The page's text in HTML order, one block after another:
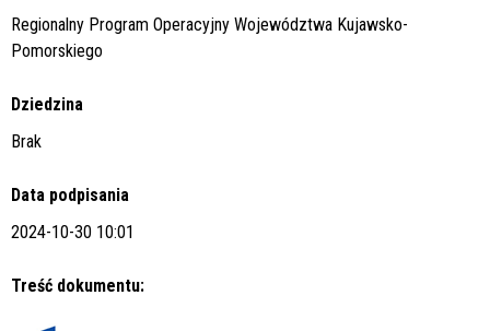
Regionalny Program Operacyjny Województwa Kujawsko-
Pomorskiego
Dziedzina
Brak
Data podpisania
2024-10-30 10:01
Treść dokumentu: